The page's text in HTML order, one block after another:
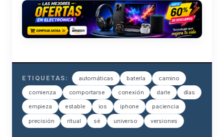
ETIQUETAS: automáticas batería camino
comienza comportarse conexión darle días
empieza estable ios iphone paciencia
precisión ritual sé universo versiones